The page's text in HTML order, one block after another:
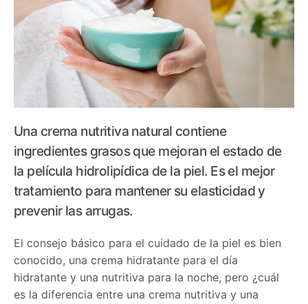
Una crema nutritiva natural contiene
ingredientes grasos que mejoran el estado de
la película hidrolipídica de la piel. Es el mejor
tratamiento para mantener su elasticidad y
prevenir las arrugas.
El consejo básico para el cuidado de la piel es bien
conocido, una crema hidratante para el día
hidratante y una nutritiva para la noche, pero ¿cuál
es la diferencia entre una crema nutritiva y una